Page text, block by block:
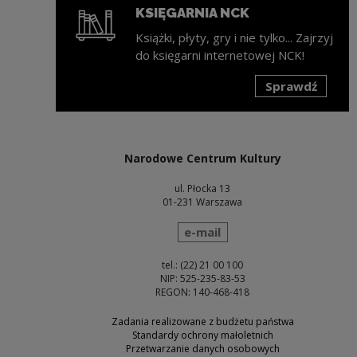
KSIĘGARNIA NCK
Książki, płyty, gry i nie tylko... Zajrzyj
do księgarni internetowej NCK!
Sprawdź
Narodowe Centrum Kultury
ul. Płocka 13
01-231 Warszawa
wyślij wiadomość
e-mail
tel.: (22) 21 00 100
NIP: 525-235-83-53
REGON: 140-468-418
Zadania realizowane z budżetu państwa
Standardy ochrony małoletnich
Przetwarzanie danych osobowych